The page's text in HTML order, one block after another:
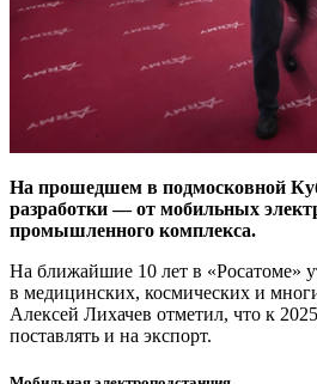
На прошедшем в подмосковной
разработки — от мобильных
промышленного комплекса.
На ближайшие 10 лет в «Росатоме»
в медицинских, космических и
Алексей Лихачев отметил, что к
поставлять и на экспорт.